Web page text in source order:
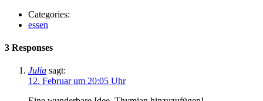
Categories:
essen
3 Responses
Julia sagt:
12. Februar um 20:05 Uhr